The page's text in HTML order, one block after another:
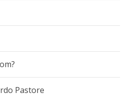
Pastore